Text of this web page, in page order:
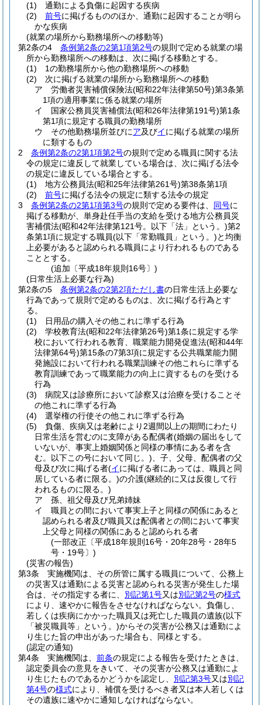
(1)
通勤による負傷に起因する疾病
(2)
前号に掲げるもののほか、通勤に起因することが明ら
かな疾病
(就業の場所から勤務場所への移動等)
第2条の4
条例第2条の2第1項第2号の規則で定める就業の場
所から勤務場所への移動は、次に掲げる移動とする。
(1)
1の勤務場所から他の勤務場所への移動
(2)
次に掲げる就業の場所から勤務場所への移動
ア
労働者災害補償保険法(昭和22年法律第50号)第3条第
1項の適用事業に係る就業の場所
イ
国家公務員災害補償法(昭和26年法律第191号)第1条
第1項に規定する職員の勤務場所
ウ
その他勤務場所並びにア及びイに掲げる就業の場所
に類するもの
2
条例第2条の2第1項第2号の規則で定める職員に関する法
令の規定に違反して就業している場合は、次に掲げる法令
の規定に違反している場合とする。
(1)
地方公務員法(昭和25年法律第261号)第38条第1項
(2)
前号に掲げる法令の規定に類する法令の規定
3
条例第2条の2第1項第3号の規則で定める要件は、 同号に
掲げる移動が、単身赴任手当の支給を受ける地方公務員災
害補償法(昭和42年法律第121号。以下「法」という。)第2
条第1項に規定する職員(以下「常勤職員」という。)と均衡
上必要があると認められる職員により行われるものである
こととする。
(追加〔平成18年規則16号〕)
(日常生活上必要な行為)
第2条の5
条例第2条の2第2項ただし書の日常生活上必要な
行為であって規則で定めるものは、次に掲げる行為とす
る。
(1)
日用品の購入その他これに準ずる行為
(2)
学校教育法(昭和22年法律第26号)第1条に規定する学
校において行われる教育、職業能力開発促進法(昭和44年
法律第64号)第15条の7第3項に規定する公共職業能力開
発施設において行われる職業訓練その他これらに準ずる
教育訓練であって職業能力の向上に資するものを受ける
行為
(3)
病院又は診療所において診察又は治療を受けることそ
の他これに準ずる行為
(4)
選挙権の行使その他これに準ずる行為
(5)
負傷、疾病又は老齢により2週間以上の期間にわたり
日常生活を営むのに支障がある配偶者(婚姻の届出をして
いないが、事実上婚姻関係と同様の事情にある者を含
む。以下この号において同じ。) 、子、父母、配偶者の父
母及び次に掲げる者(イに掲げる者にあっては、職員と同
居している者に限る。)の介護(継続的に又は反復して行
われるものに限る。)
ア
孫、祖父母及び兄弟姉妹
イ
職員との間において事実上子と同様の関係にあると
認められる者及び職員又は配偶者との間において事実
上父母と同様の関係にあると認められる者
(一部改正〔平成18年規則16号・20年28号・28年5
号・19号〕)
(災害の報告)
第3条
実施機関は、その所管に属する職員について、公務上
の災害又は通勤による災害と認められる災害が発生した場
合は、その指定する者に、 別記第1号又は別記第2号の様式
により、速やかに報告をさせなければならない。 負傷し、
若しくは疾病にかかった職員又は死亡した職員の遺族(以下
「被災職員等」という。)からその災害が公務又は通勤によ
り生じた旨の申出があった場合も、同様とする。
(認定の通知)
第4条
実施機関は、 前条の規定による報告を受けたときは、
認定委員会の意見をきいて、その災害が公務又は通勤によ
り生じたものであるかどうかを認定し、 別記第3号又は別記
第4号の様式により、補償を受けるべき者又は本人若しくは
その遺族に速やかに通知しなければならない。